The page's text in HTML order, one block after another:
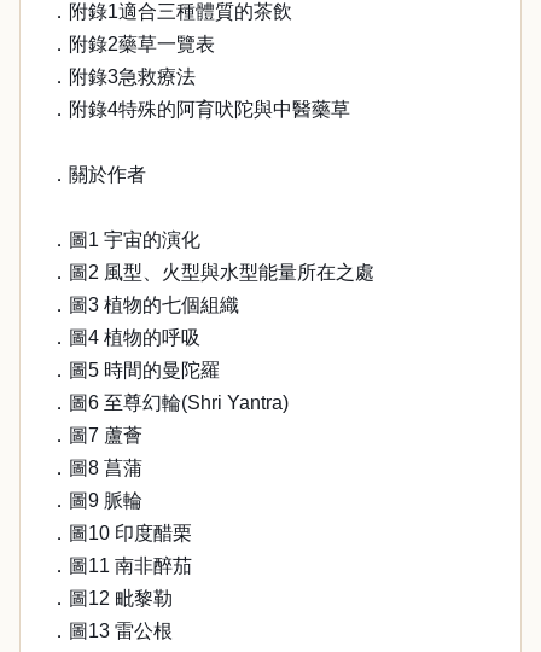
．附錄1適合三種體質的茶飲
．附錄2藥草一覽表
．附錄3急救療法
．附錄4特殊的阿育吠陀與中醫藥草
．關於作者
．圖1 宇宙的演化
．圖2 風型、火型與水型能量所在之處
．圖3 植物的七個組織
．圖4 植物的呼吸
．圖5 時間的曼陀羅
．圖6 至尊幻輪(Shri Yantra)
．圖7 蘆薈
．圖8 菖蒲
．圖9 脈輪
．圖10 印度醋栗
．圖11 南非醉茄
．圖12 毗黎勒
．圖13 雷公根